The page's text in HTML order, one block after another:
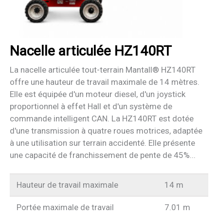
Nacelle articulée HZ140RT
La nacelle articulée tout-terrain Mantall® HZ140RT
offre une hauteur de travail maximale de 14 mètres.
Elle est équipée d'un moteur diesel, d'un joystick
proportionnel à effet Hall et d'un système de
commande intelligent CAN. La HZ140RT est dotée
d'une transmission à quatre roues motrices, adaptée
à une utilisation sur terrain accidenté. Elle présente
une capacité de franchissement de pente de 45%...
Hauteur de travail maximale 14 m
Portée maximale de travail 7.01 m